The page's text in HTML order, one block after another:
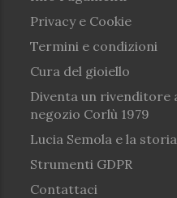
Privacy e Cookie
Termini e condizioni
Cura del gioiello
Diventa un
negozio Corlù 1979
Lucia Semola e la
Strumenti GDPR
Contattaci